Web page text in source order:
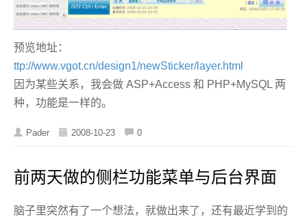
预览地址：
ttp://www.vgot.cn/design1/newSticker/layer.html
因为某些关系，我会做 ASP+Access 和 PHP+MySQL 两
种，功能是一样的。
Pader 2008-10-23 0
前两天做的侧栏功能菜单与后台界面
脑子里突然有了一个想法，就做出来了，还有最近学到的